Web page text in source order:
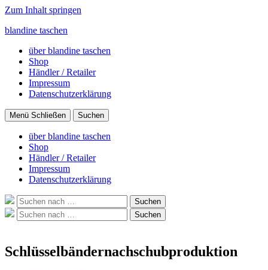
Zum Inhalt springen
blandine taschen
über blandine taschen
Shop
Händler / Retailer
Impressum
Datenschutzerklärung
Menü Schließen Suchen
über blandine taschen
Shop
Händler / Retailer
Impressum
Datenschutzerklärung
Suche
nach:
Suchen
Suche
nach:
Suchen
Schlüsselbändernachschubproduktion